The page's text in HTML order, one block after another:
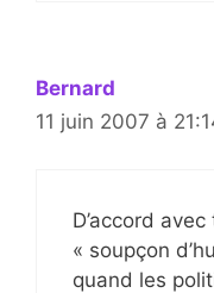
Bernard
11 juin 2007 à
D’accord
« soupçon
quand les